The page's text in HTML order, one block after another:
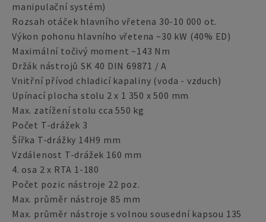
manipulační systém)
Rozsah otáček hlavního vřetena 30-10 000 ot.
Výkon pohonu hlavního vřetena ~30 kW (40% ED)
Maximální točivý moment ~143 Nm
Držák nástrojů SK 40 DIN 69871 / A
Vnitřní přívod chladicí kapaliny (voda - vzduch)
Upínací plocha stolu 2 x 1 350 x 500 mm
Max. zatížení stolu cca 550 kg
Počet T-drážek 3
Šířka T-drážky 14H9 mm
Vzdálenost T-drážek 160 mm
4. osa 2 x RTA 1-180
Počet pozic nástroje 22 poz.
Max. průměr nástroje 85 mm
Max. průměr nástroje s volnou sousední kapsou 135